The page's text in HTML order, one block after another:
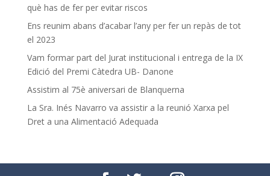
què has de fer per evitar riscos
Ens reunim abans d’acabar l’any per fer un repàs de tot
el 2023
Vam formar part del Jurat institucional i entrega de la IX
Edició del Premi Càtedra UB- Danone
Assistim al 75è aniversari de Blanquerna
La Sra. Inés Navarro va assistir a la reunió Xarxa pel
Dret a una Alimentació Adequada